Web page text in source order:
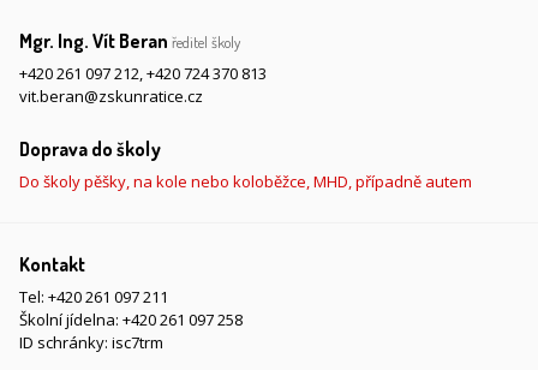
Mgr. Ing. Vít Beran ředitel školy
+420 261 097 212 +420 724 370 813
vit.beran@zskunratice.cz
Doprava do školy
Do školy pěšky, na kole nebo koloběžce, MHD, případně autem
Kontakt
Tel: +420 261 097 211
Školní jídelna: +420 261 097 258
ID schránky: isc7trm